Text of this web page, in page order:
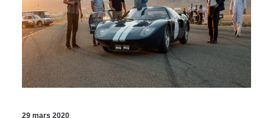
29 mars 2020